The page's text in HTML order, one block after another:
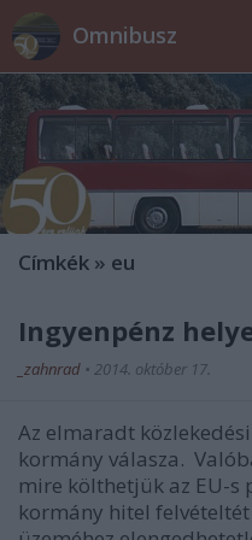
Omnibusz
Címkék » eu
Ingyenpénz
_zahnrad • 2014. október 17.
Az elmaradt
kormány válasza.
mire költhetjük az EU-s
kormány hitel